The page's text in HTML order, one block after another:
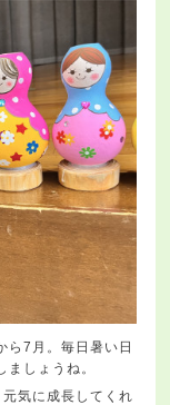
ら7月。毎日暑い日
しょうね。
気に成長してくれ